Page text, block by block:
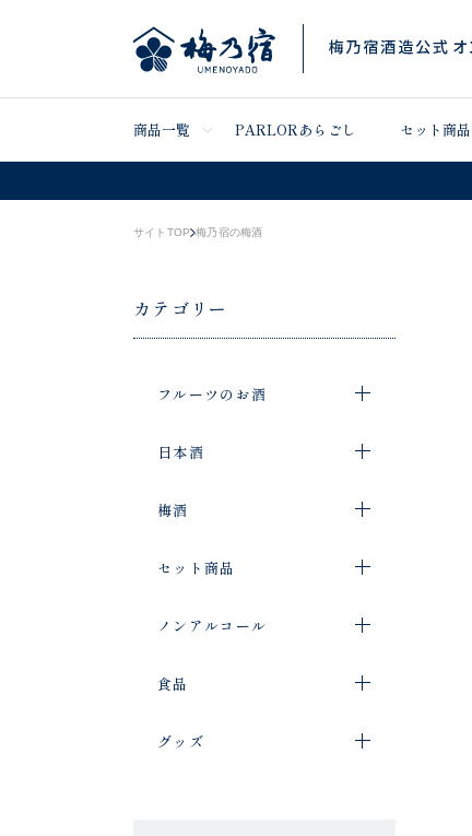
商品一覧 PARLORあらごし セット商品
サイトTOP 梅乃宿の梅酒
カテゴリー
フルーツのお酒
日本酒
梅酒
セット商品
ノンアルコール
食品
グッズ